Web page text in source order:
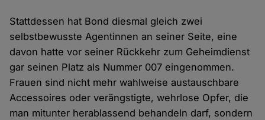
Stattdessen hat Bond diesmal gleich zwei
selbstbewusste Agentinnen an seiner Seite, eine
davon hatte vor seiner Rückkehr zum Geheimdienst
gar seinen Platz als Nummer 007 eingenommen.
Frauen sind nicht mehr wahlweise austauschbare
Accessoires oder verängstigte, wehrlose Opfer, die
man mitunter herablassend behandeln darf, sondern